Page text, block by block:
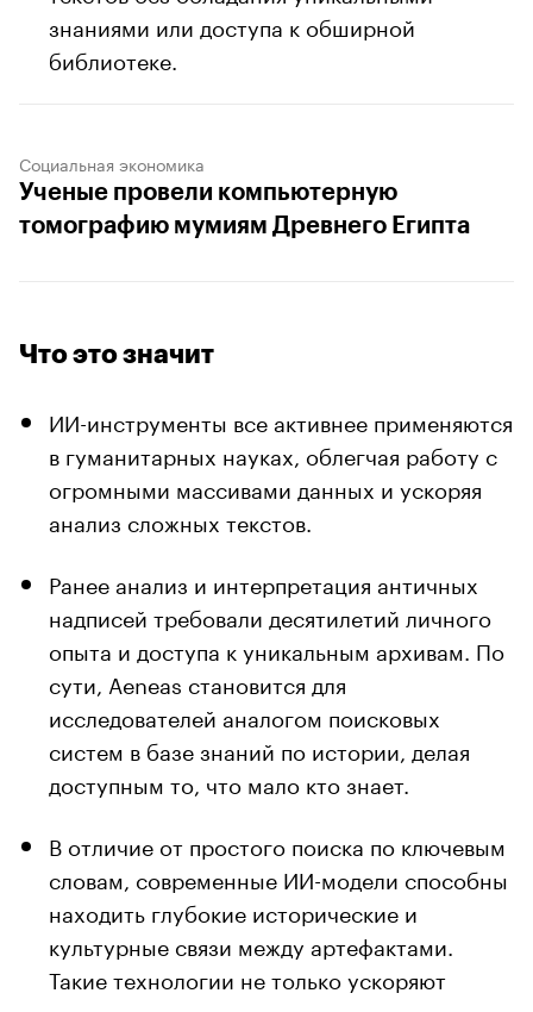
знаниями или доступа к обширной
библиотеке.
Социальная экономика
Ученые провели компьютерную
томографию мумиям Древнего Египта
Что это значит
ИИ-инструменты все активнее применяются
в гуманитарных науках, облегчая работу с
огромными массивами данных и ускоряя
анализ сложных текстов.
Ранее анализ и интерпретация античных
надписей требовали десятилетий личного
опыта и доступа к уникальным архивам. По
сути, Aeneas становится для
исследователей аналогом поисковых
систем в базе знаний по истории, делая
доступным то, что мало кто знает.
В отличие от простого поиска по ключевым
словам, современные ИИ-модели способны
находить глубокие исторические и
культурные связи между артефактами.
Такие технологии не только ускоряют